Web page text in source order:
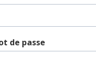
de passe